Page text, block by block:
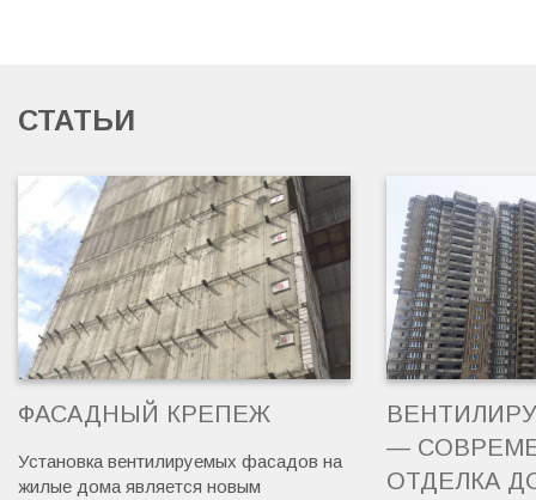
СТАТЬИ
ФАСАДНЫЙ КРЕПЕЖ
Установка вентилируемых фасадов на
жилые дома является новым
—
ОТДЕЛКА